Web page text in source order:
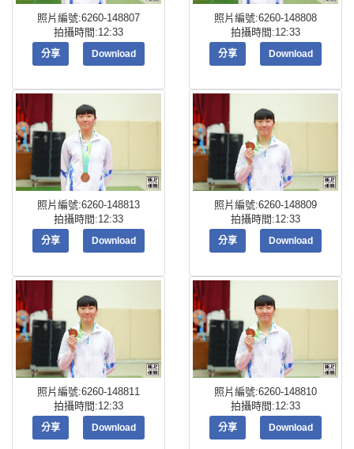
照片編號:6260-148807
拍攝時間:12:33
分享 Download
照片編號:6260-148808
拍攝時間:12:33
分享 Download
照片編號:6260-148813
拍攝時間:12:33
分享 Download
照片編號:6260-148809
拍攝時間:12:33
分享 Download
照片編號:6260-148811
拍攝時間:12:33
分享 Download
照片編號:6260-148810
拍攝時間:12:33
分享 Download